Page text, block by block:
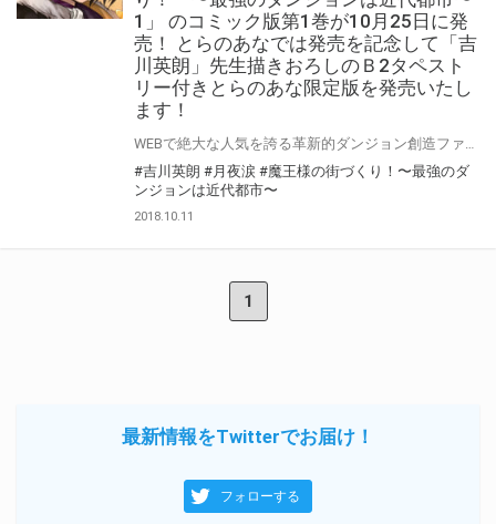
1」 のコミック版第1巻が10月25日に発
売！ とらのあなでは発売を記念して「吉
川英朗」先生描きおろしのＢ2タペスト
リー付きとらのあな限定版を発売いたし
ます！
#吉川英朗 #月夜涙 #魔王様の街づくり！〜最強のダ
ンジョンは近代都市〜
2018.10.11
1
最新情報をTwitterでお届け！
フォローする